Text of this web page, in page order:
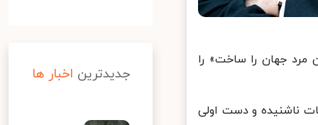
جهان را ساخت» را
ناشنیده و دست‌ اولی
جدیدترین اخبار ها